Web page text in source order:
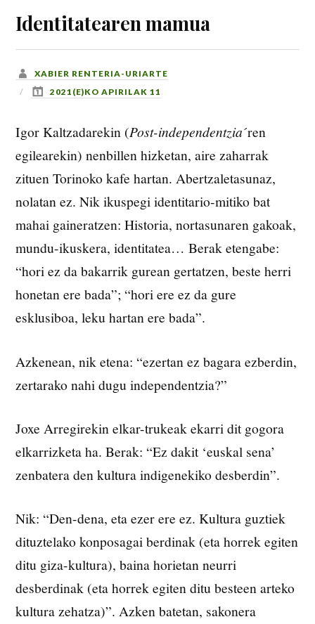
Identitatearen mamua
XABIER RENTERIA-URIARTE
2021(E)KO APIRILAK 11
Igor Kaltzadarekin (Post-independentzia´ren
egilearekin) nenbillen hizketan, aire zaharrak
zituen Torinoko kafe hartan. Abertzaletasunaz,
nolatan ez. Nik ikuspegi identitario-mitiko bat
mahai gaineratzen: Historia, nortasunaren gakoak,
mundu-ikuskera, identitatea… Berak etengabe:
“hori ez da bakarrik gurean gertatzen, beste herri
honetan ere bada”; “hori ere ez da gure
esklusiboa, leku hartan ere bada”.
Azkenean, nik etena: “ezertan ez bagara ezberdin,
zertarako nahi dugu independentzia?”
Joxe Arregirekin elkar-trukeak ekarri dit gogora
elkarrizketa ha. Berak: “Ez dakit ‘euskal sena’
zenbatera den kultura indigenekiko desberdin”.
Nik: “Den-dena, eta ezer ere ez. Kultura guztiek
dituztelako konposagai berdinak (eta horrek egiten
ditu giza-kultura), baina horietan neurri
desberdinak (eta horrek egiten ditu besteen arteko
kultura zehatza)”. Azken batetan, sakonera